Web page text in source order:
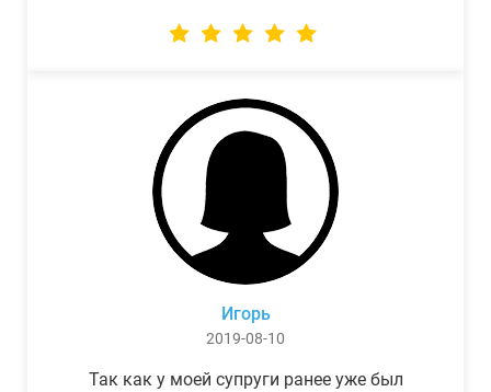
Игорь
2019-08-10
Так как у моей супруги ранее уже был